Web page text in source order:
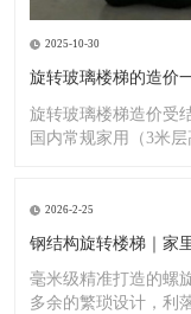
2025-10-30
旋转玻璃楼梯的造价
旋转玻璃楼梯造价受
国内常规家用（3米
2026-2-25
钢结构旋转楼梯｜家
毫米级精准打造的螺
多余的繁琐设计，利